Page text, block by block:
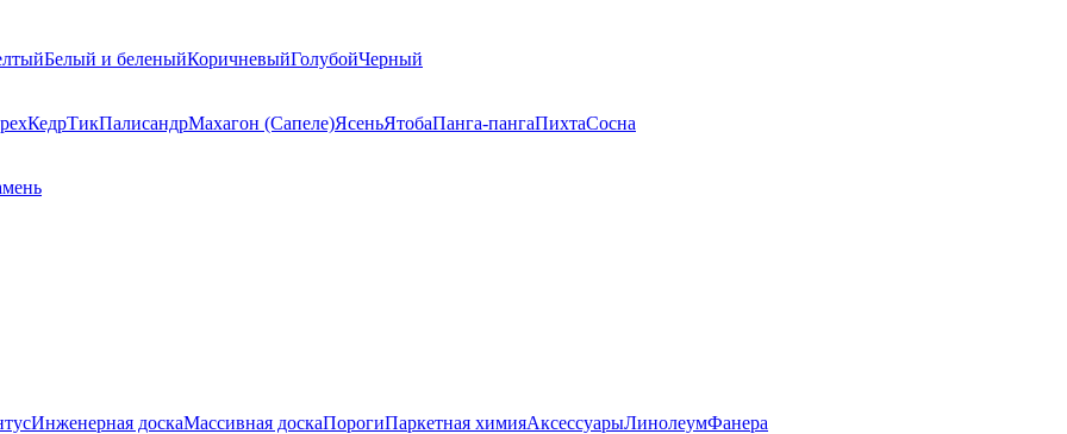
Белый и беленыйКоричневыйГолубойЧерный
КедрТикПалисандрМахагон (Сапеле)ЯсеньЯтобаПанга-пангаПихтаСосна
Инженерная доскаМассивная доскаПорогиПаркетная химияАксессуарыЛинолеумФанера